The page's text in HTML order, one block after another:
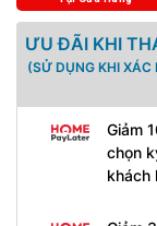
ƯU ĐÃI KHI
(SỬ DỤNG KHI XÁC
Giảm
chọn
khách